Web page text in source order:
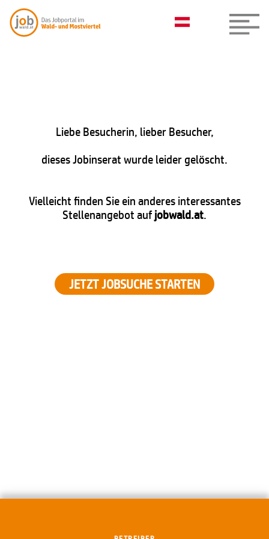
Liebe Besucherin, lieber Besucher,
dieses Jobinserat wurde leider gelöscht.
Vielleicht finden Sie ein anderes interessantes
Stellenangebot aufjobwald.at.
JETZT JOBSUCHE STARTEN